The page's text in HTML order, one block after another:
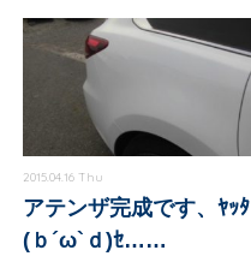
2015.04.16 Thu
アテンザ完成です、ﾔｯﾀ
(ｂ´ω`ｄ)ｾ……